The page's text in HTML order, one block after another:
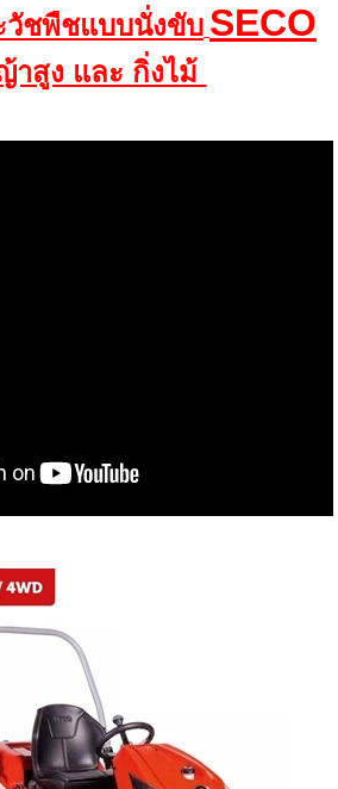
ชพืชแบบนั่งขับ SECO
สูง และ กิ่งไม้